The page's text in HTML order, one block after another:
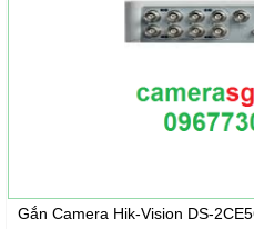
Gắn Camera Hik-Vision DS-